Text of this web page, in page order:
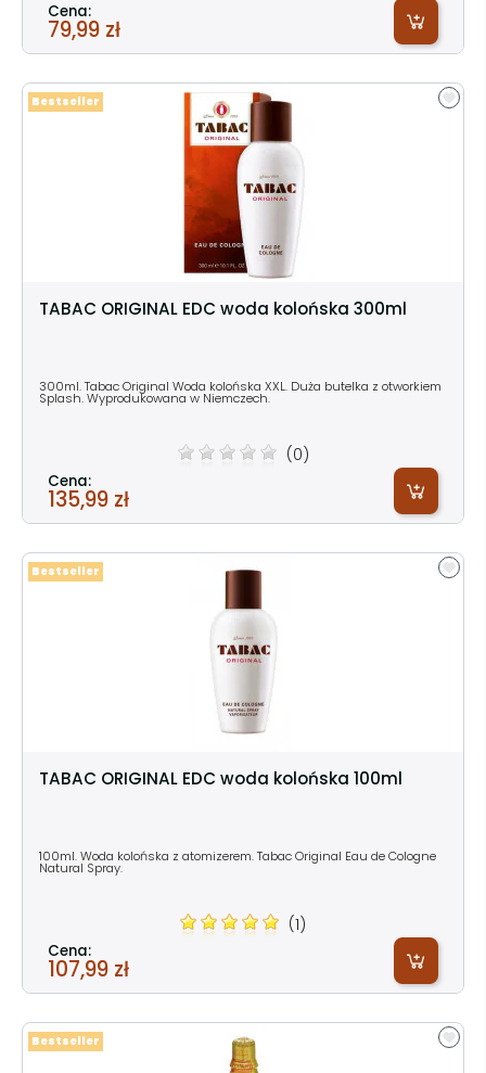
Cena:
79,99 zł
TABAC ORIGINAL EDC woda kolońska 300ml
300ml. Tabac Original Woda kolońska XXL. Duża butelka z otworkiem
Splash. Wyprodukowana w Niemczech.
(0)
Cena:
135,99 zł
Bestseller
TABAC ORIGINAL EDC woda kolońska 100ml
100ml. Woda kolońska z atomizerem. Tabac Original Eau de Cologne
Natural Spray.
(1)
Cena:
107,99 zł
Bestseller
Bestseller